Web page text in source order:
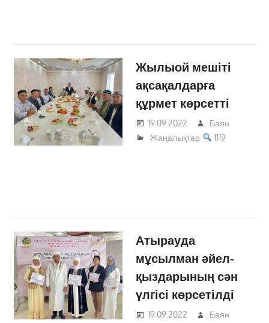
Жылыой мешіті
ақсақалдарға
құрмет көрсетті
19.09.2022
Баян
Жаңалықтар
1119
Атырауда
мұсылман әйел-
қыздарының сән
үлгісі көрсетілді
19.09.2022
Баян